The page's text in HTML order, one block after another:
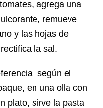
agrega una
remueve
y las hojas de
la sal.
según el
en una olla con
plato, sirve la pasta